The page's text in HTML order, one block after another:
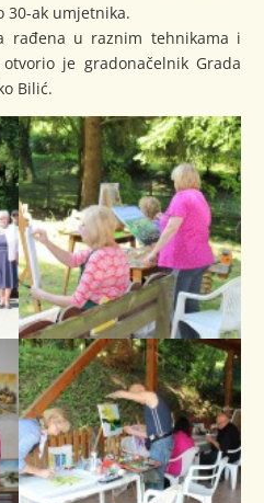
30-ak umjetnika.
rađena u raznim tehnikama i
je gradonačelnik Grada
Bilić.